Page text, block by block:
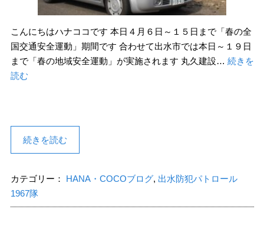
こんにちはハナココです 本日４月６日～１５日まで「春の全
国交通安全運動」期間です 合わせて出水市では本日～１９日
まで「春の地域安全運動」が実施されます 丸久建設… 続きを
読む
続きを読む
カテゴリー： HANA・COCOブログ, 出水防犯パトロール
1967隊